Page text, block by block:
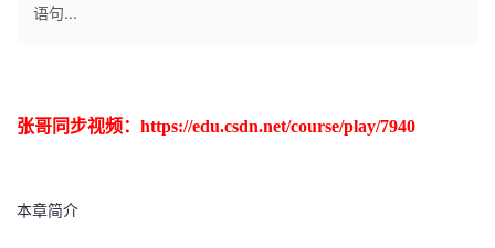
人
页
我
开
语句...
张哥同步视频：https://edu.csdn.net/course/play/7940
本章简介